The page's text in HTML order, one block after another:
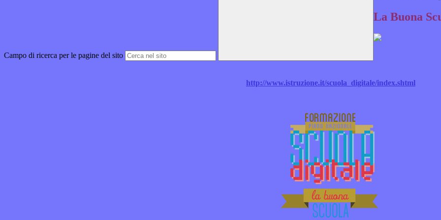
Campo di ricerca per le pagine del sito
La Buona
http://www.istruzione.it/scuola_digitale/index.shtml